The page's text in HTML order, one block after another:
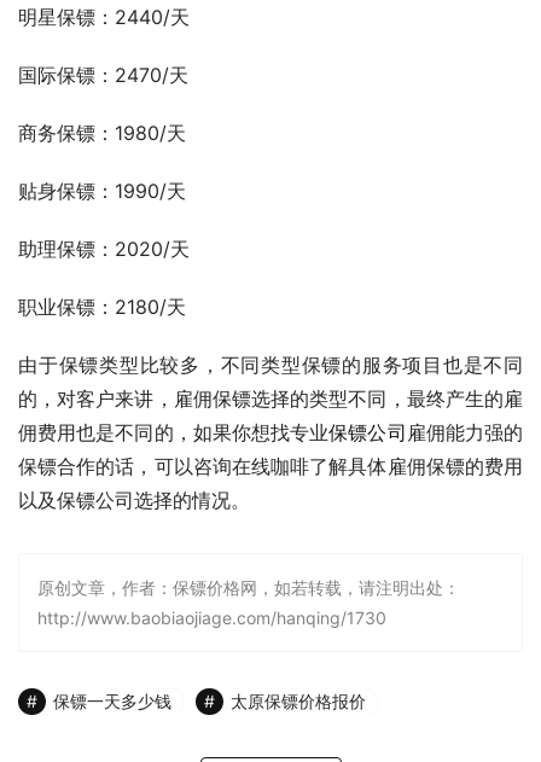
明星保镖：2440/天
国际保镖：2470/天
商务保镖：1980/天
贴身保镖：1990/天
助理保镖：2020/天
职业保镖：2180/天
由于保镖类型比较多，不同类型保镖的服务项目也是不同
的，对客户来讲，雇佣保镖选择的类型不同，最终产生的雇
佣费用也是不同的，如果你想找专业保镖公司 雇佣能力强的
保镖合作的话，可以咨询在线咖啡了解具体雇佣保镖的费用
以及保镖公司选择的情况。
原创文章，作者：保镖价格网，如若转载，请注明出处：
http://www.baobiaojiage.com/hanqing/1730
保镖一天多少钱 太原保镖价格报价